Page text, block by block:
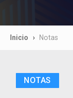
Inicio Notas
NOTAS